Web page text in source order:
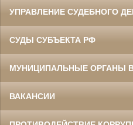
УПРАВЛЕНИЕ СУДЕБНОГО
СУДЫ СУБЪЕКТА РФ
МУНИЦИПАЛЬНЫЕ ОРГАНЫ
ВАКАНСИИ